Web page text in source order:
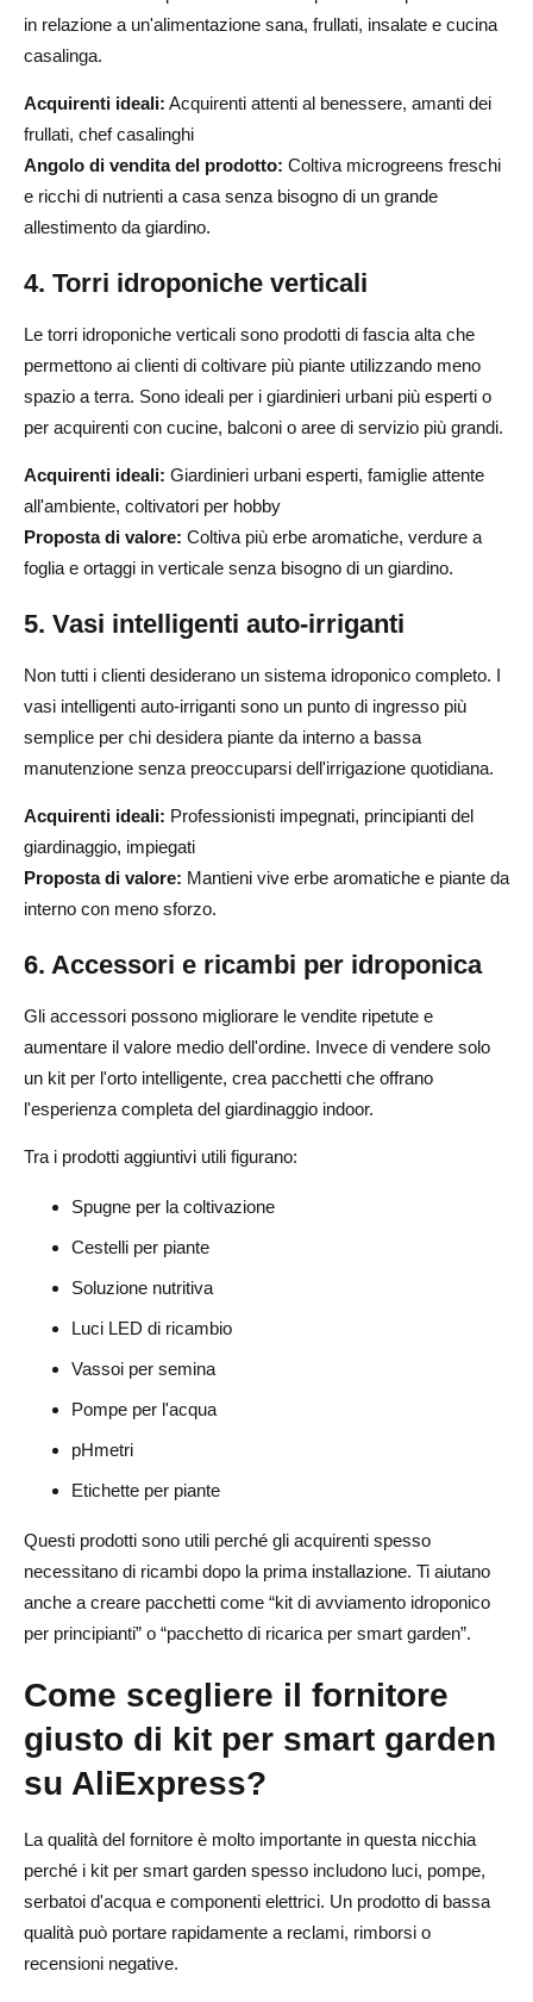
in relazione a un'alimentazione sana, frullati, insalate e cucina
casalinga.
Acquirenti ideali: Acquirenti attenti al benessere, amanti dei
frullati, chef casalinghi
Angolo di vendita del prodotto: Coltiva microgreens freschi
e ricchi di nutrienti a casa senza bisogno di un grande
allestimento da giardino.
4. Torri idroponiche verticali
Le torri idroponiche verticali sono prodotti di fascia alta che
permettono ai clienti di coltivare più piante utilizzando meno
spazio a terra. Sono ideali per i giardinieri urbani più esperti o
per acquirenti con cucine, balconi o aree di servizio più grandi.
Acquirenti ideali: Giardinieri urbani esperti, famiglie attente
all'ambiente, coltivatori per hobby
Proposta di valore: Coltiva più erbe aromatiche, verdure a
foglia e ortaggi in verticale senza bisogno di un giardino.
5. Vasi intelligenti auto-irriganti
Non tutti i clienti desiderano un sistema idroponico completo. I
vasi intelligenti auto-irriganti sono un punto di ingresso più
semplice per chi desidera piante da interno a bassa
manutenzione senza preoccuparsi dell'irrigazione quotidiana.
Acquirenti ideali: Professionisti impegnati, principianti del
giardinaggio, impiegati
Proposta di valore: Mantieni vive erbe aromatiche e piante da
interno con meno sforzo.
6. Accessori e ricambi per idroponica
Gli accessori possono migliorare le vendite ripetute e
aumentare il valore medio dell'ordine. Invece di vendere solo
un kit per l'orto intelligente, crea pacchetti che offrano
l'esperienza completa del giardinaggio indoor.
Tra i prodotti aggiuntivi utili figurano:
Spugne per la coltivazione
Cestelli per piante
Soluzione nutritiva
Luci LED di ricambio
Vassoi per semina
Pompe per l'acqua
pHmetri
Etichette per piante
Questi prodotti sono utili perché gli acquirenti spesso
necessitano di ricambi dopo la prima installazione. Ti aiutano
anche a creare pacchetti come “kit di avviamento idroponico
per principianti” o “pacchetto di ricarica per smart garden”.
Come scegliere il fornitore
giusto di kit per smart garden
su AliExpress?
La qualità del fornitore è molto importante in questa nicchia
perché i kit per smart garden spesso includono luci, pompe,
serbatoi d'acqua e componenti elettrici. Un prodotto di bassa
qualità può portare rapidamente a reclami, rimborsi o
recensioni negative.